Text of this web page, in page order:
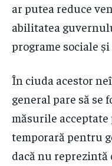
ar putea reduce
abilitatea
programe sociale și
În ciuda acestor
general pare să se
măsurile
temporară pentru
dacă nu